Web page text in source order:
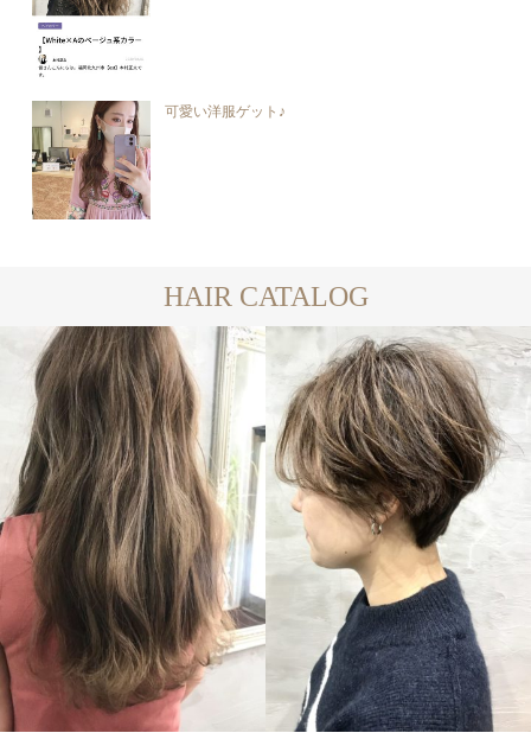
可愛い洋服ゲット♪
HAIR CATALOG
LONG
SHORT